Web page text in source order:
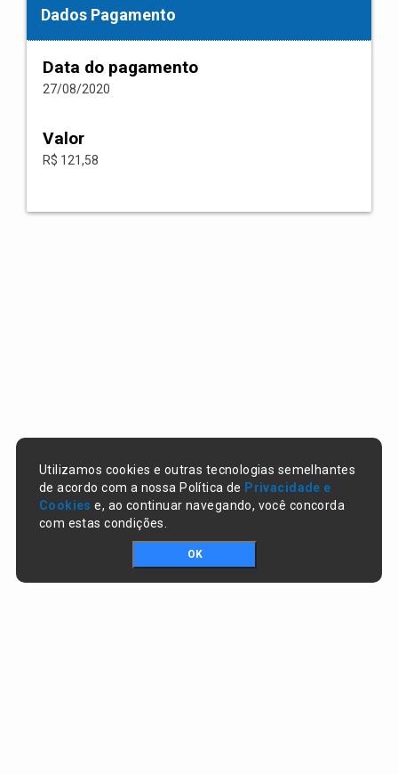
Dados Pagamento
Data do pagamento
27/08/2020
Valor
R$ 121,58
Utilizamos cookies e outras tecnologias semelhantes
de acordo com a nossa Política de Privacidade e
Cookies e, ao continuar navegando, você concorda
com estas condições.
OK